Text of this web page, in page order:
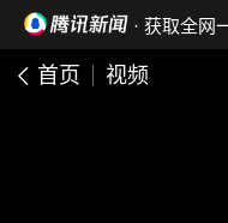
· 获取全网
首页 视频